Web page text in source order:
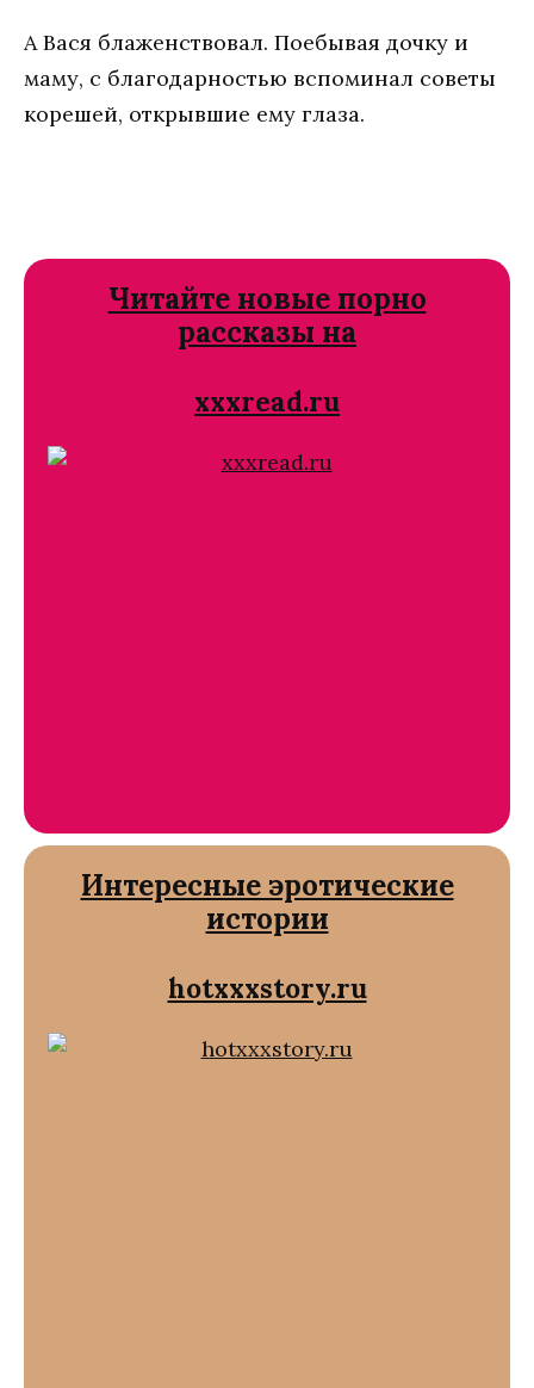
А Вася блаженствовал. Поебывая дочку и
маму, с благодарностью вспоминал советы
корешей, открывшие ему глаза.
Читайте новые порно
рассказы на
xxxread.ru
Интересные эротические
истории
hotxxxstory.ru